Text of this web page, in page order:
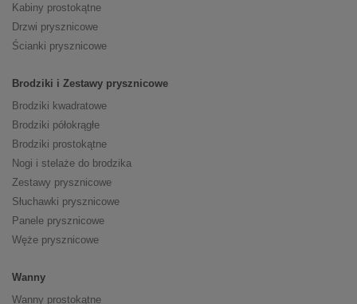
Kabiny prostokątne
Drzwi prysznicowe
Ścianki prysznicowe
Brodziki i Zestawy prysznicowe
Brodziki kwadratowe
Brodziki półokrągłe
Brodziki prostokątne
Nogi i stelaże do brodzika
Zestawy prysznicowe
Słuchawki prysznicowe
Panele prysznicowe
Węże prysznicowe
Wanny
Wanny prostokątne